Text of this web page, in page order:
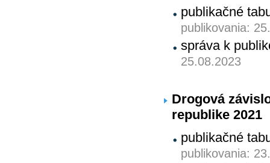
publikačné
publikovania:
správa k
25.08.2023
Drogová
republike 2021
publikačné
publikovania: